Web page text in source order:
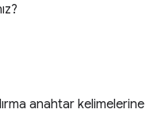
anahtar kelimelerine